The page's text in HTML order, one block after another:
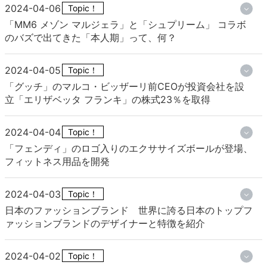
2024-04-06 Topic！
「MM6 メゾン マルジェラ」と「シュプリーム」 コラボ
のバズで出てきた「本人期」って、何？
2024-04-05 Topic！
「グッチ」のマルコ・ビッザーリ前CEOが投資会社を設
立「エリザベッタ フランキ」の株式23％を取得
2024-04-04 Topic！
「フェンディ」のロゴ入りのエクササイズボールが登場、
フィットネス用品を開発
2024-04-03 Topic！
日本のファッションブランド 世界に誇る日本のトップフ
ァッションブランドのデザイナーと特徴を紹介
2024-04-02 Topic！